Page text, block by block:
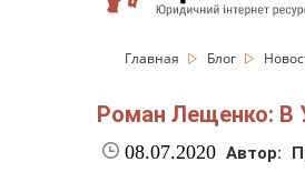
Главная Блог
Роман Лещенко: В
08.07.2020 Автор: